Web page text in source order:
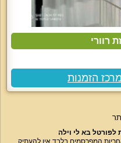
רוורי